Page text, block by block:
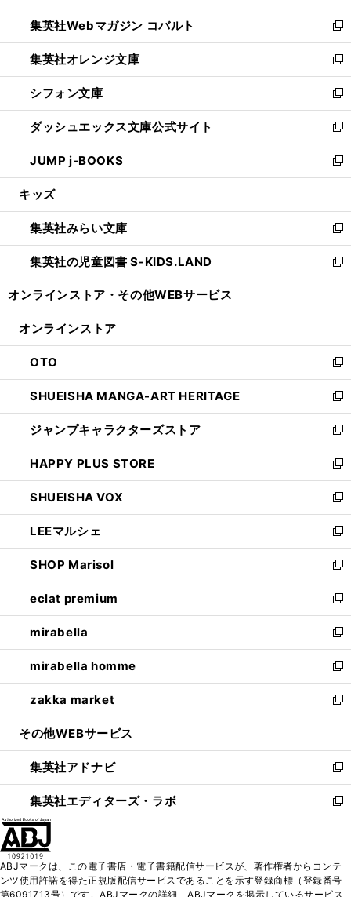
開
く
ウ
で
開
く
ン
ド
ウ
で
開
く
ウ
ィ
ン
ド
ウ
で
開
く
集英社Webマガジン コバルト
新
し
い
ウ
ィ
ン
ド
ウ
で
開
集英社オレンジ文庫
新
し
い
ウ
ィ
ン
ド
ウ
開
く
シフォン文庫
新
し
い
ウ
ィ
ン
ウ
で
開
く
ダッシュエックス文庫公式サイト
新
し
い
ウ
ン
ド
ウ
で
JUMP j-BOOKS
新
し
ウ
ィ
ン
ド
開
キッズ
集英社みらい文庫
新
し
い
ン
ウ
で
開
く
集英社の児童図書 S-KIDS.LAND
新
ウ
ン
ド
ウ
で
開
く
オンラインストア・ その他WEBサービス
オンラインストア
OTO
新
し
い
ウ
ィ
ン
ド
ウ
で
開
く
SHUEISHA MANGA-ART HERITAGE
新
し
い
ウ
ィ
ン
ド
ウ
で
開
く
ジャンプキャラクターズストア
新
し
い
ウ
ィ
ン
ド
ウ
で
開
く
HAPPY PLUS STORE
新
し
い
ウ
ィ
ン
ド
ウ
で
開
く
SHUEISHA VOX
新
し
い
ウ
ィ
ン
ド
ウ
で
開
く
LEEマルシェ
新
し
い
ウ
ィ
ン
ド
ウ
で
開
く
SHOP Marisol
新
し
い
ウ
ィ
ン
ド
ウ
で
開
eclat premium
新
し
い
ウ
ィ
ン
ド
ウ
開
く
mirabella
新
し
い
ウ
ィ
ン
ウ
で
開
く
mirabella homme
新
し
い
ウ
ン
ド
ウ
で
zakka market
新
し
ウ
ィ
ン
ド
く
その他WEBサービス
集英社アドナビ
新
し
い
ド
ウ
集英社エディターズ・ラボ
新
ィ
ン
ABJマークは、この電子書店・電子書籍配信サービスが、著作権者からコンテ
ンツ使用許諾を得た正規版配信サービスであることを示す登録商標（登録番号
第6091713号）です。ABJマークの詳細、ABJマークを掲示しているサービス